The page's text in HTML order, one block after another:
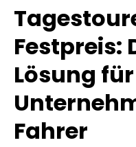
Festpreis:
Lösung für
Fahrer